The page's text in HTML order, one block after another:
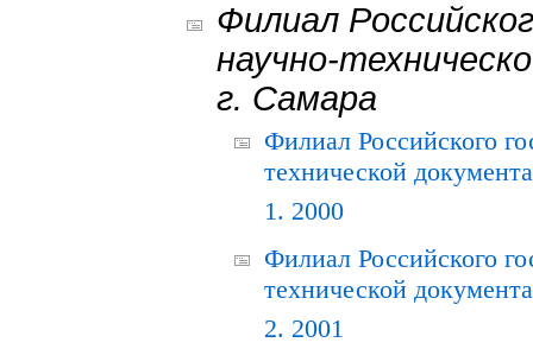
Филиал
научно-
г. Самара
Филиал Российского
технической
1. 2000
Филиал Российского
технической
2. 2001